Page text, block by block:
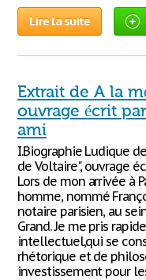
Lire la suite
Extrait de A la
ouvrage écrit
ami
I.Biographie Ludique
de Voltaire", ouvrage
Lors de mon arrivée à
homme, nommé
notaire parisien, au
Grand. Je me pris
intellectuel,qui se
rhétorique et de
investissement pour